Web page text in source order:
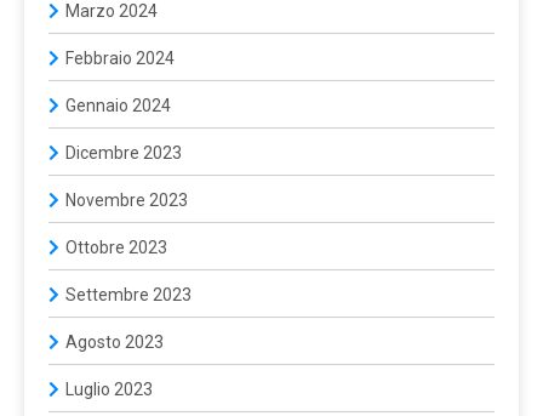
Marzo 2024
Febbraio 2024
Gennaio 2024
Dicembre 2023
Novembre 2023
Ottobre 2023
Settembre 2023
Agosto 2023
Luglio 2023